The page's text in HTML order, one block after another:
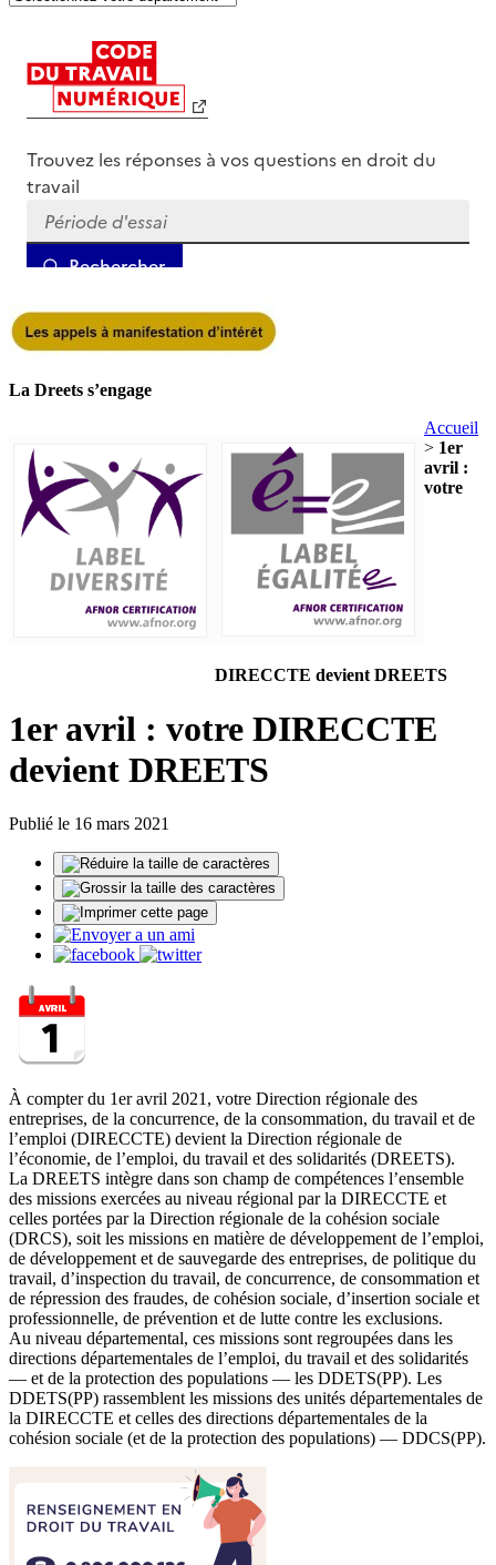
La Dreets s’engage
Accueil
> 1er
avril :
votre
DIRECCTE devient DREETS
1er avril : votre DIRECCTE
devient DREETS
Publié le 16 mars 2021
À compter du 1er avril 2021, votre Direction régionale des
entreprises, de la concurrence, de la consommation, du travail et de
l’emploi (DIRECCTE) devient la Direction régionale de
l’économie, de l’emploi, du travail et des solidarités (DREETS).
La DREETS intègre dans son champ de compétences l’ensemble
des missions exercées au niveau régional par la DIRECCTE et
celles portées par la Direction régionale de la cohésion sociale
(DRCS), soit les missions en matière de développement de l’emploi,
de développement et de sauvegarde des entreprises, de politique du
travail, d’inspection du travail, de concurrence, de consommation et
de répression des fraudes, de cohésion sociale, d’insertion sociale et
professionnelle, de prévention et de lutte contre les exclusions.
Au niveau départemental, ces missions sont regroupées dans les
directions départementales de l’emploi, du travail et des solidarités
— et de la protection des populations — les DDETS(PP). Les
DDETS(PP) rassemblent les missions des unités départementales de
la DIRECCTE et celles des directions départementales de la
cohésion sociale (et de la protection des populations) — DDCS(PP).